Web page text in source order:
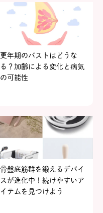
更年期のバストはどうな
る？加齢による変化と病気
の可能性
骨盤底筋群を鍛えるデバイ
スが進化中！続けやすいア
イテムを見つけよう